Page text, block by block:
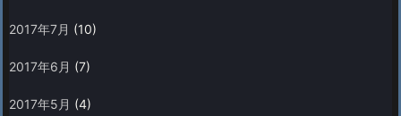
2017年7月 (10)
2017年6月 (7)
2017年5月 (4)